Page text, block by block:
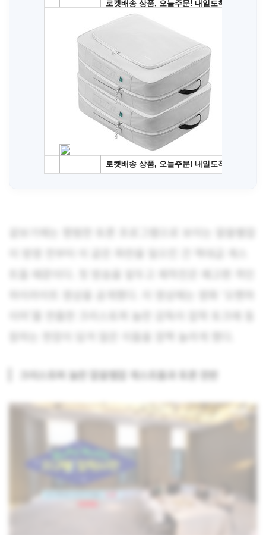
이머’를 연출한 크리스토퍼 놀란 감독이 잡학 토크에 동
참하는 현장이 담겨 많은 이들을 깜짝 놀라게 했다.
크리스토퍼 놀란 알쓸별잡 게스트들과 토론 한판